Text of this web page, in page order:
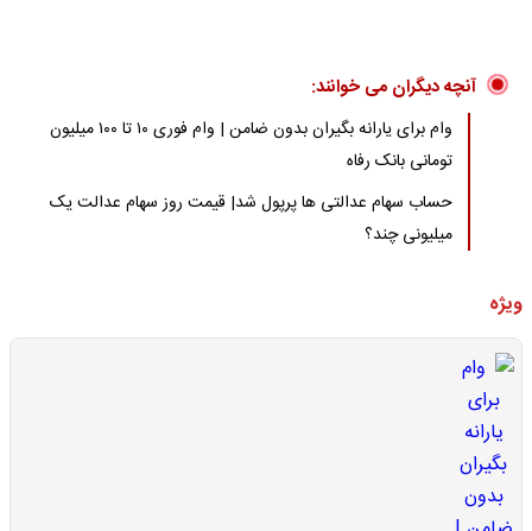
آنچه دیگران می خوانند:
وام برای یارانه بگیران بدون ضامن | وام فوری ۱۰ تا ۱۰۰ میلیون
تومانی بانک رفاه
حساب سهام عدالتی ها پرپول شد| قیمت روز سهام عدالت یک
میلیونی چند؟
ویژه